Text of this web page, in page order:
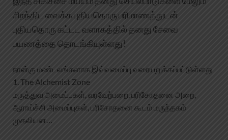
சிறந்திட வைக்க புதியதொரு பரிமாணத்துடன்
புதியதொரு கட்டட வளாகத்தில் தனது சேவை
பயணத்தை தொடங்கியுள்ளது!
நான்கு மண்டலங்களாக இவ்வமைப்பு வரையறுக்கப்பட்டுள்ளது
1. The Alchemist Zone
மருத்துவ அமைப்புகள், வரவேற்பறை, பரிசோதனை அறை,
ஆராய்ச்சி அமைப்புகள், பரிசோதனை கூடம் மருந்தகம்
முதலியன…